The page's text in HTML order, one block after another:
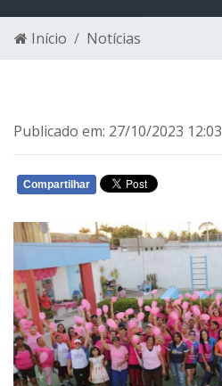
Início Notícias
Publicado em: 27/10/2023 12:03
Compartilhar